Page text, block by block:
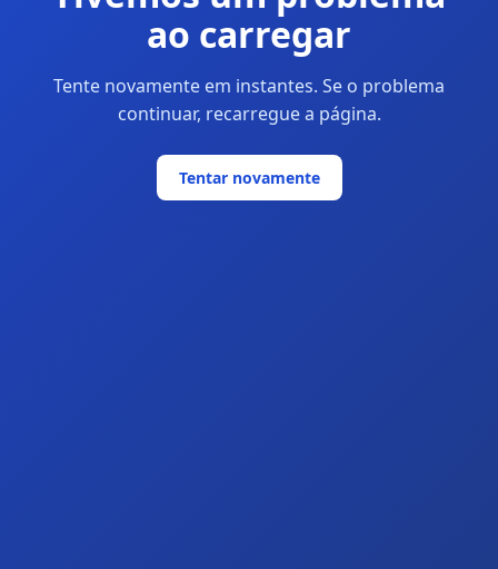
ao carregar
Tente novamente em instantes. Se o problema
continuar, recarregue a página.
Tentar novamente